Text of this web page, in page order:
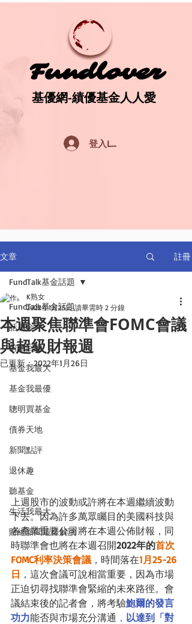
Fundlover
Fundlover
基優網-績優基金人人愛
基優網-績優基金人人愛
登入Log In
文章 註冊
FundTalk基金話題
話基金
前瞻回顧
基金我最大
基金我最優
聰明買基金
債券天地
新聞點評
退休趣
聽基金
生活我最大
財經新聞這樣解讀
FundTalk基金話題
本週聚焦聯準會FOMC會議
與超級財報週
K熟女
2022年1月25日 讀畢需時 2 分鐘
已更新：2022年1月26日
上週股市的波動或許將在本週繼續波動
下去。因為許多萬眾矚目的美國科技與
各產業重要公司將在本週公佈財報，同
時聯準會也將在本週召開2022年的首次
FOMC利率決策會議 ， 時間落在1月25-26
日 ，這次會議可說相當重要，因為市場
正迫切尋找聯準會緊縮的未來路徑。會
議結束後的記者會，將考驗鮑爾的發言
功力能否與市場充分溝通 ， 以達到「對